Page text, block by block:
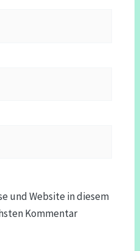
und Website in diesem
Kommentar